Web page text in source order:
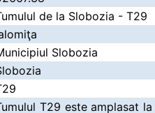
de la Slobozia - T29
Slobozia
T29 este amplasat